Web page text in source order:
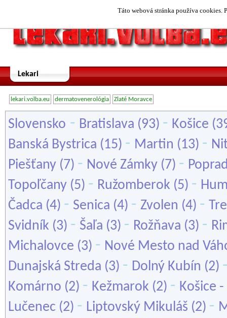
Táto webová stránka používa cookies.
Lekari
lekari.volba.eu dermatovenerológia Zlaté Moravce
Slovensko - Bratislava (93) - Košice
Banská Bystrica (15) - Martin (13) -
Piešťany (7) - Nové Zámky (7) -
Topoľčany (5) - Ružomberok (5) -
Čadca (4) - Senica (4) - Zvolen (4) -
Svidník (3) - Šaľa (3) - Rožňava (3) -
Michalovce (3) - Nové Mesto nad
Dunajská Streda (3) - Dolný Kubín (2)
Komárno (2) - Kežmarok (2) - Košice -
Lučenec (2) - Liptovský Mikuláš (2) -